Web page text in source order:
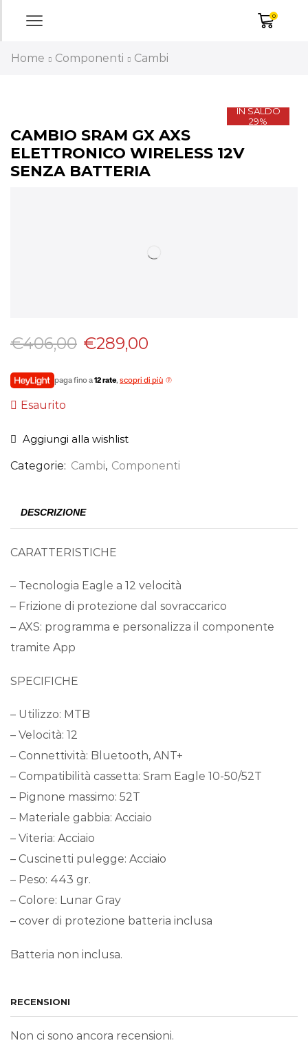
0
Home Componenti Cambi
IN SALDO
29%
CAMBIO SRAM GX AXS
ELETTRONICO WIRELESS 12V
SENZA BATTERIA
€406,00 €289,00
paga fino a12 rate, scopri di più
Esaurito
Aggiungi alla wishlist
Categorie: Cambi, Componenti
DESCRIZIONE
CARATTERISTICHE
– Tecnologia Eagle a 12 velocità
– Frizione di protezione dal sovraccarico
– AXS: programma e personalizza il componente
tramite App
SPECIFICHE
– Utilizzo: MTB
– Velocità: 12
– Connettività: Bluetooth, ANT+
– Compatibilità cassetta: Sram Eagle 10-50/52T
– Pignone massimo: 52T
– Materiale gabbia: Acciaio
– Viteria: Acciaio
– Cuscinetti pulegge: Acciaio
– Peso: 443 gr.
– Colore: Lunar Gray
– cover di protezione batteria inclusa
Batteria non inclusa.
RECENSIONI
Non ci sono ancora recensioni.